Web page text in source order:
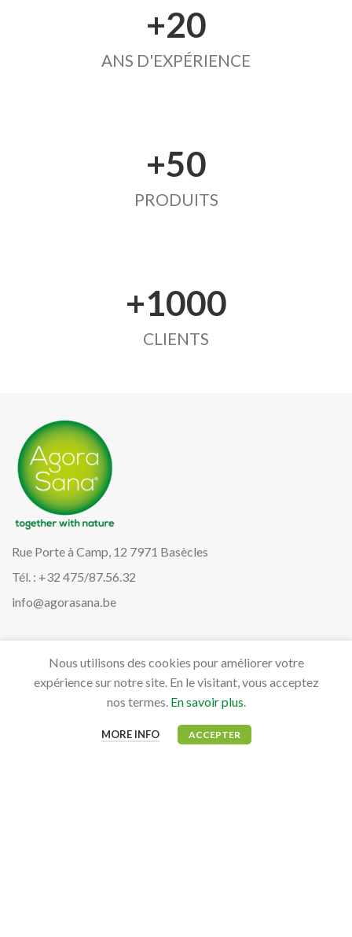
+20
ANS D'EXPÉRIENCE
+50
PRODUITS
+1000
CLIENTS
Rue Porte à Camp, 12 7971 Basècles
Tél. : +32 475/87.56.32
info@agorasana.be
PRODUITS
Aviaires
Nous utilisons des cookies pour améliorer votre
expérience sur notre site. En le visitant, vous acceptez
nos termes. En savoir plus.
MORE INFO ACCEPTER